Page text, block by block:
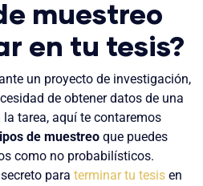
muestreo
en tu tesis?
un proyecto de investigación,
de obtener datos de una
tarea, aquí te contaremos
de muestreo que puedes
como no probabilísticos.
para terminar tu tesis en